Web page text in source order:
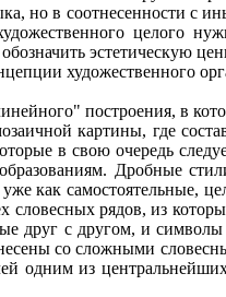
но в соотнесенности с
целого
эстетическую
художественного
построения, в
картины, где
в свою очередь
Дробные
как самостоятельные,
словесных рядов, из
друг с другом, и
со сложными
одним из